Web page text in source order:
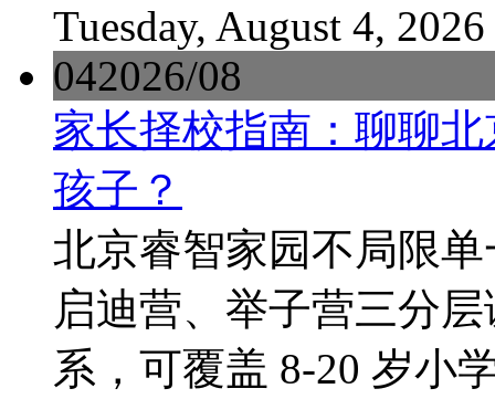
Tuesday, August 4, 2026
042026/08
家长择校指南：聊聊
孩子？
北京睿智家园不局限
启迪营、举子营三分
系，可覆盖 8-20 岁小